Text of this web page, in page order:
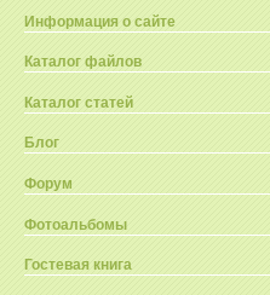
Информация о сайте
Каталог файлов
Каталог статей
Блог
Форум
Фотоальбомы
Гостевая книга